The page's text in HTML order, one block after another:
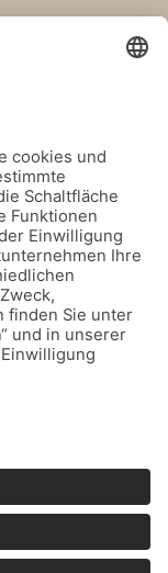
Home
Datenschutz
Impressum
Mitmachen
Satzung
Mitglied werden